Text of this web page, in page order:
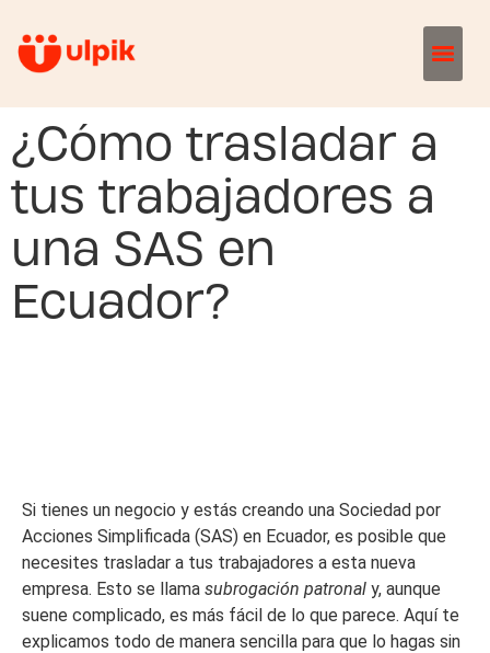
¿Cómo trasladar a
tus trabajadores a
una SAS en
Ecuador?
Si tienes un negocio y estás creando una Sociedad por
Acciones Simplificada (SAS) en Ecuador, es posible que
necesites trasladar a tus trabajadores a esta nueva
empresa. Esto se llama subrogación patronal y, aunque
suene complicado, es más fácil de lo que parece. Aquí te
explicamos todo de manera sencilla para que lo hagas sin